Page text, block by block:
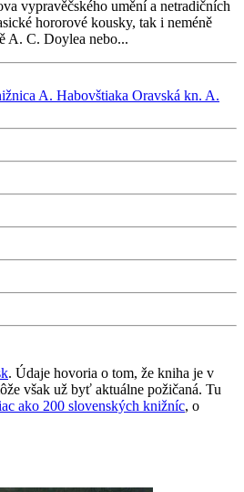
vypravěčského umění a netradičních
hororové kousky, tak i neméně
A. C. Doylea nebo...
A. Habovštiaka Oravská kn. A.
. Údaje hovoria o tom, že kniha je v
však už byť aktuálne požičaná. Tu
ako 200 slovenských knižníc, o